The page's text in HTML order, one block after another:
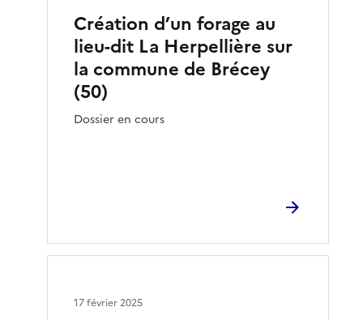
Création d’un forage au
lieu-dit La Herpellière sur
la commune de Brécey
(50)
Dossier en cours
17 février 2025